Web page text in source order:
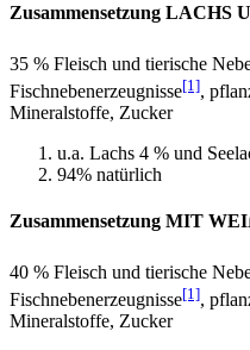
Zusammensetzung LACHS
35 % Fleisch und tierische
Fischnebenerzeugnisse[1],
Mineralstoffe, Zucker
u.a. Lachs 4 % und
94% natürlich
Zusammensetzung MIT
40 % Fleisch und tierische
Fischnebenerzeugnisse[1],
Mineralstoffe, Zucker